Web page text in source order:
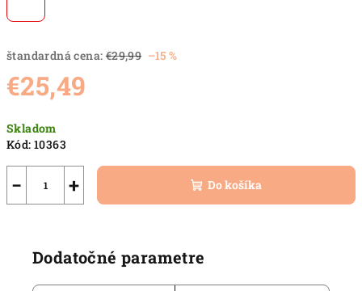
štandardná cena: €29,99 –15 %
€25,49
cena:
Skladom
Kód: 10363
+
− Do košíka
Dodatočné parametre